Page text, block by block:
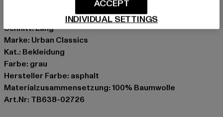
Ärmelart: Kurzarm
Schnitt: Lang
Marke: Urban Classics
Kat.: Bekleidung
Farbe: grau
Hersteller Farbe: asphalt
Materialzusammensetzung: 100% Baumwolle
Art.Nr: TB638-02726
INDIVIDUAL SETTINGS
ACCEPT